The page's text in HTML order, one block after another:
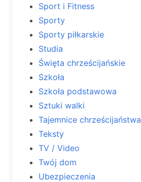
Sport i Fitness
Sporty
Sporty piłkarskie
Studia
Święta chrześcijańskie
Szkoła
Szkoła podstawowa
Sztuki walki
Tajemnice chrześcijaństwa
Teksty
TV / Video
Twój dom
Ubezpieczenia